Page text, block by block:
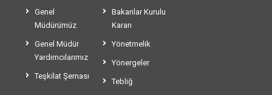
Genel
Müdürümüz
Genel Müdür
Yardımcılarımız
Teşkilat Şeması
Bakanlar Kurulu
Kararı
Yönetmelik
Yönergeler
Tebliğ